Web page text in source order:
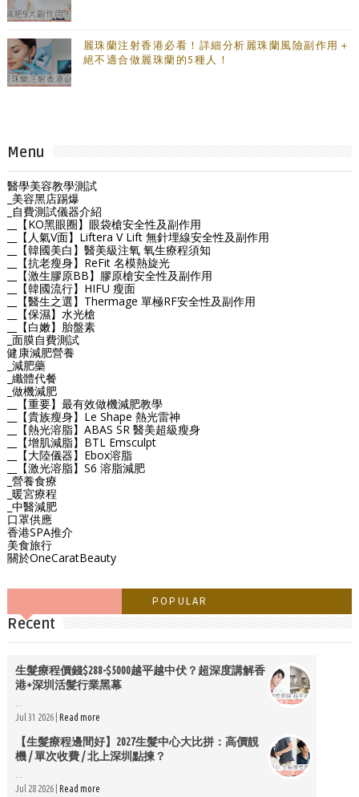
麗珠蘭注射香港必看！詳細分析麗珠蘭風險副作用＋
絕不適合做麗珠蘭的5種人！
Menu
醫學美容教學測試
_美容黑店踢爆
_自費測試儀器介紹
__【KO黑眼圈】眼袋槍安全性及副作用
__【人氣V面】Liftera V Lift 無針埋線安全性及副作用
__【韓國美白】醫美級注氧 氧生療程須知
__【抗老瘦身】ReFit 名模熱旋光
__【激生膠原BB】膠原槍安全性及副作用
__【韓國流行】HIFU 瘦面
__【醫生之選】Thermage 單極RF安全性及副作用
__【保濕】水光槍
__【白嫩】胎盤素
_面膜自費測試
健康減肥營養
_減肥藥
_纖體代餐
_做機減肥
__【重要】最有效做機減肥教學
__【貴族瘦身】Le Shape 熱光雷神
__【熱光溶脂】ABAS SR 醫美超級瘦身
__【增肌減脂】BTL Emsculpt
__【大陸儀器】Ebox溶脂
__【激光溶脂】S6 溶脂減肥
_營養食療
_暖宮療程
_中醫減肥
口罩供應
香港SPA推介
美食旅行
關於OneCaratBeauty
POPULAR
Recent
生髮療程價錢$288-$5000越平越中伏？超深度講解香
港+深圳活髮行業黑幕
Jul 31 2026 | Read more
【生髮療程邊間好】2027生髮中心大比拼：高價靚
機 / 單次收費 / 北上深圳點揀？
Jul 28 2026 | Read more